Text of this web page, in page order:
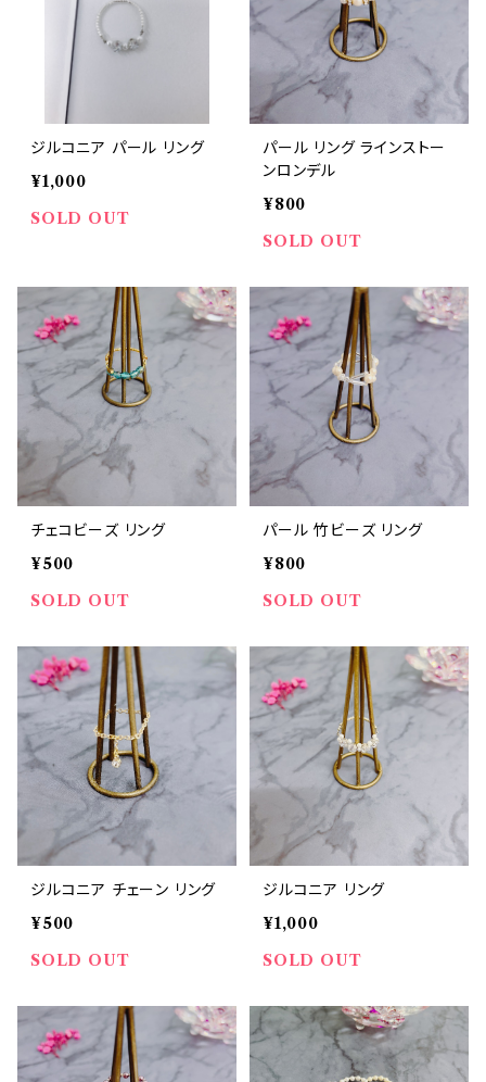
ジルコニア パール リング
¥1,000
SOLD OUT
パール リング ラインストー
ンロンデル
¥800
SOLD OUT
チェコビーズ リング
¥500
SOLD OUT
パール 竹ビーズ リング
¥800
SOLD OUT
ジルコニア チェーン リング
¥500
SOLD OUT
ジルコニア リング
¥1,000
SOLD OUT